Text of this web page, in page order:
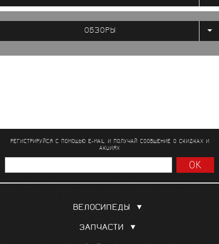
ОБЗОРЫ
РЕГИСТРИРУЙСЯ С ПОМОЩЬЮ E-MAIL И ПОЛУЧАЙ СООБЩЕНИЕО СКИДКАХ И
АКЦИЯХ
ВЕЛОСИПЕДЫ
Шоссейные
Гравел, кроссовые
ЗАПЧАСТИ